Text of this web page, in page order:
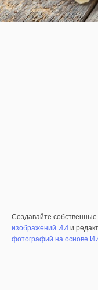
Создавайте
изображений ИИ и
фотографий на основе